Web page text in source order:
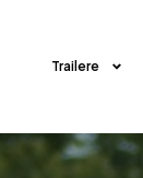
Trailere